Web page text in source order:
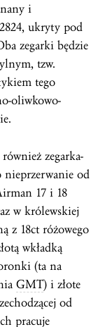
i
2824, ukryty pod
zegarki będzie
tzw.
tego
oliwkowo-
zegarka-
od
17 i 18
w królewskiej
z 18ct różowego
wkładką
(ta na
GMT) i złote
od
pracuje